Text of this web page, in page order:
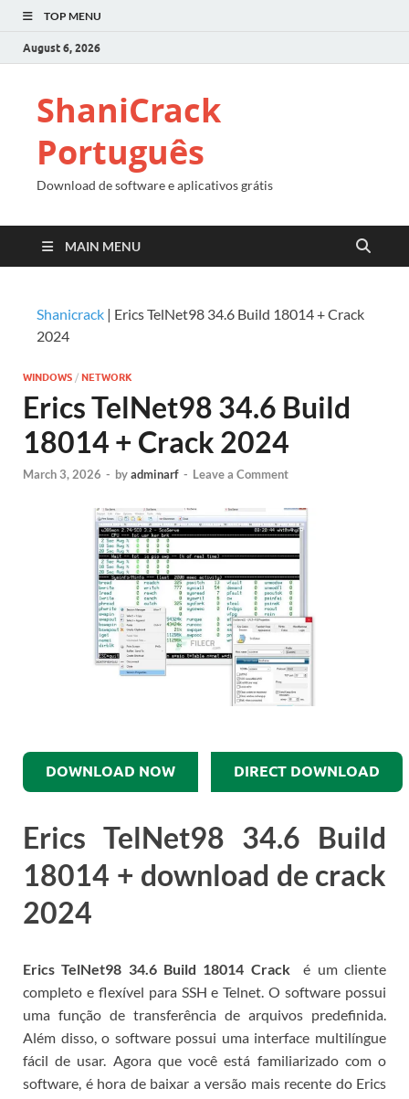
TOP MENU
August 6, 2026
ShaniCrack
Português
Download de software e aplicativos grátis
MAIN MENU
Shanicrack | Erics TelNet98 34.6 Build 18014 + Crack
2024
WINDOWS / NETWORK
Erics TelNet98 34.6 Build
18014 + Crack 2024
March 3, 2026 - byadminarf - Leave a Comment
DOWNLOAD NOW DIRECT DOWNLOAD
Erics TelNet98 34.6 Build
18014 + download de crack
2024
Erics TelNet98 34.6 Build 18014 Cracké um cliente
completo e flexível para SSH e Telnet.O software possui
uma função de transferência de arquivos predefinida.
Além disso, o software possui uma interface multilíngue
fácil de usar. Agora que você está familiarizado com o
software, é hora de baixar a versão mais recente do Erics